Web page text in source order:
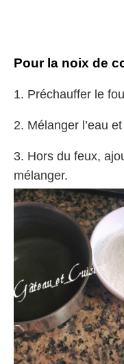
Pourla noix de
1. Préchauffer le
2. Mélanger l’eau
3. Hors du feux,
mélanger.